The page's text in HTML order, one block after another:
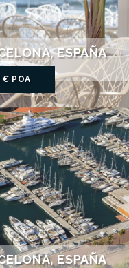
ESPAÑA
€ POA
ESPAÑA